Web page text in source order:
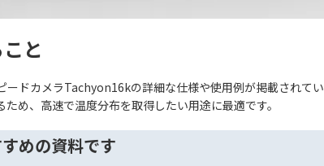
と
ードカメラTachyon16kの詳細な仕様や使用例が掲載されてい
め、高速で温度分布を取得したい用途に最適です。
めの資料です